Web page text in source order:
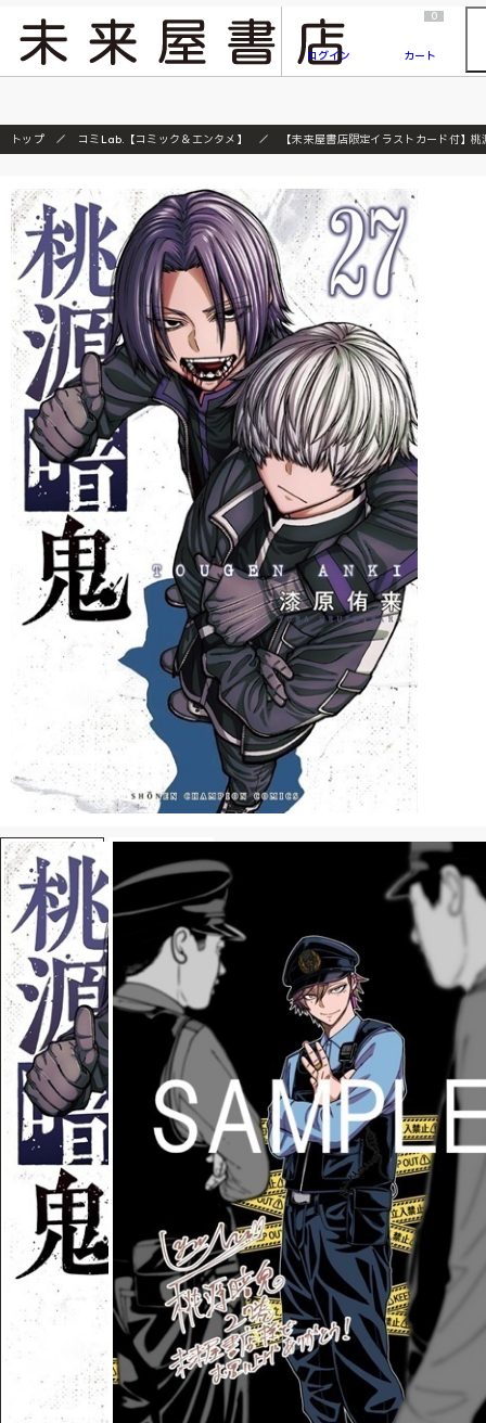
『ONE PIECE magazine 021 ONE PIECEカード付き同梱版』発売延期のご案内
ログイン
0
カート
トップ コミLab.【コミック＆エンタメ】 【未来屋書店限定イラストカード付】桃